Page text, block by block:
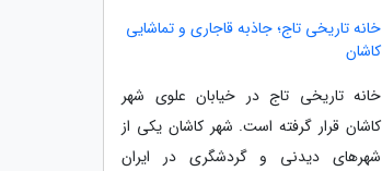
خانه تاریخی تاج؛ جاذبه قاجاری و تماشایی
کاشان
خانه تاریخی تاج در خیابان علوی شهر
کاشان قرار گرفته است. شهر کاشان یکی از
شهرهای دیدنی و گردشگری در ایران